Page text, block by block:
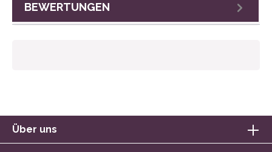
BEWERTUNGEN
Über uns